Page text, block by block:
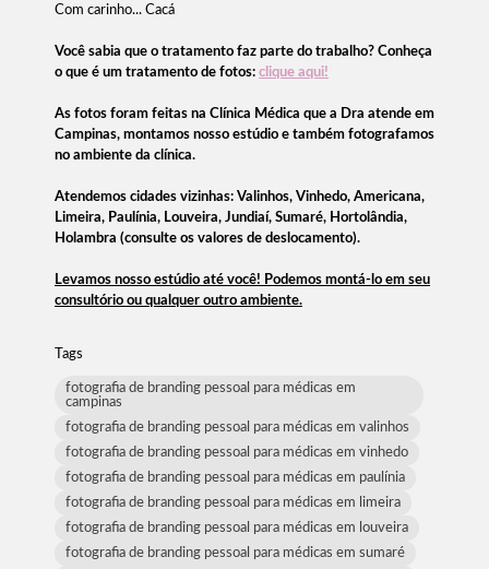
Com carinho... Cacá
Você sabia que o tratamento faz parte do trabalho? Conheça
o que é um tratamento de fotos: clique aqui!
As fotos foram feitas na Clínica Médica que a Dra atende em
Campinas, montamos nosso estúdio e também fotografamos
no ambiente da clínica.
Atendemos cidades vizinhas: Valinhos, Vinhedo, Americana,
Limeira, Paulínia, Louveira, Jundiaí, Sumaré, Hortolândia,
Holambra (consulte os valores de deslocamento).
Levamos nosso estúdio até você! Podemos montá-lo em seu
consultório ou qualquer outro ambiente.
Tags
fotografia de branding pessoal para médicas em
campinas
fotografia de branding pessoal para médicas em valinhos
fotografia de branding pessoal para médicas em vinhedo
fotografia de branding pessoal para médicas em paulínia
fotografia de branding pessoal para médicas em limeira
fotografia de branding pessoal para médicas em louveira
fotografia de branding pessoal para médicas em sumaré